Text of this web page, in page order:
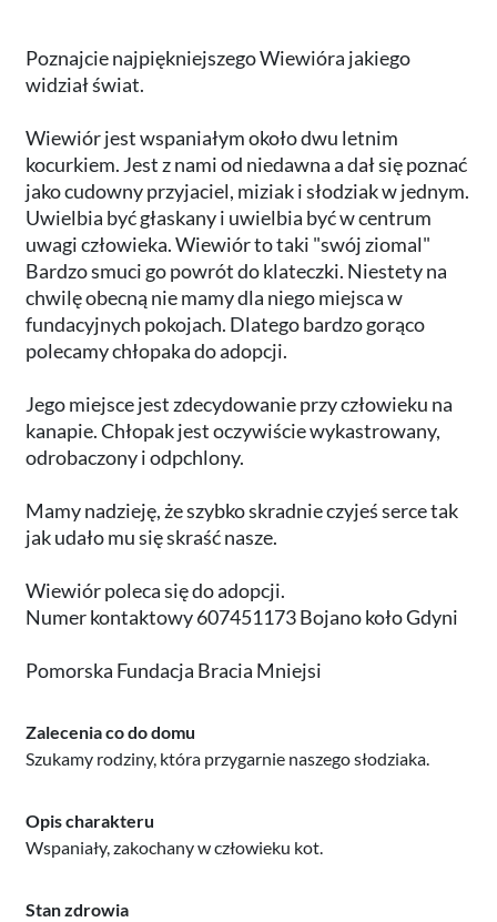
Poznajcie najpiękniejszego Wiewióra jakiego
widział świat.
Wiewiór jest wspaniałym około dwu letnim
kocurkiem. Jest z nami od niedawna a dał się poznać
jako cudowny przyjaciel, miziak i słodziak w jednym.
Uwielbia być głaskany i uwielbia być w centrum
uwagi człowieka. Wiewiór to taki "swój ziomal"
Bardzo smuci go powrót do klateczki. Niestety na
chwilę obecną nie mamy dla niego miejsca w
fundacyjnych pokojach. Dlatego bardzo gorąco
polecamy chłopaka do adopcji.
Jego miejsce jest zdecydowanie przy człowieku na
kanapie. Chłopak jest oczywiście wykastrowany,
odrobaczony i odpchlony.
Mamy nadzieję, że szybko skradnie czyjeś serce tak
jak udało mu się skraść nasze.
Wiewiór poleca się do adopcji.
Numer kontaktowy 607451173 Bojano koło Gdyni
Pomorska Fundacja Bracia Mniejsi
Zalecenia co do domu
Szukamy rodziny, która przygarnie naszego słodziaka.
Opis charakteru
Wspaniały, zakochany w człowieku kot.
Stan zdrowia